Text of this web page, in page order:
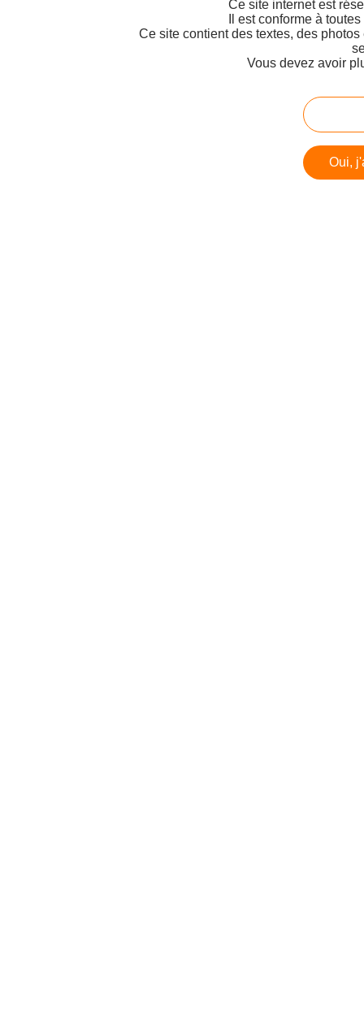
Ce site internet est
Il est conforme à
Ce site contient des textes, des
Vous devez avoir
Oui,